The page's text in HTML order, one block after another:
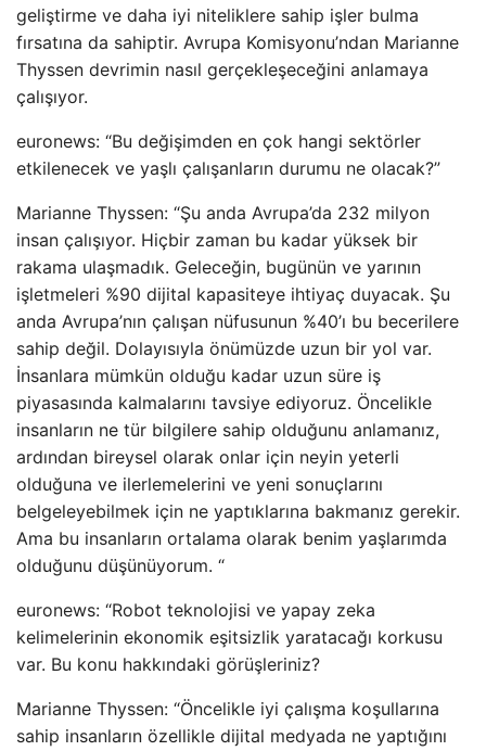
geliştirme ve daha iyi niteliklere sahip işler bulma
fırsatına da sahiptir. Avrupa Komisyonu’ndan Marianne
Thyssen devrimin nasıl gerçekleşeceğini anlamaya
çalışıyor.
euronews: “Bu değişimden en çok hangi sektörler
etkilenecek ve yaşlı çalışanların durumu ne olacak?”
Marianne Thyssen: “Şu anda Avrupa’da 232 milyon
insan çalışıyor. Hiçbir zaman bu kadar yüksek bir
rakama ulaşmadık. Geleceğin, bugünün ve yarının
işletmeleri %90 dijital kapasiteye ihtiyaç duyacak. Şu
anda Avrupa’nın çalışan nüfusunun %40’ı bu becerilere
sahip değil. Dolayısıyla önümüzde uzun bir yol var.
İnsanlara mümkün olduğu kadar uzun süre iş
piyasasında kalmalarını tavsiye ediyoruz. Öncelikle
insanların ne tür bilgilere sahip olduğunu anlamanız,
ardından bireysel olarak onlar için neyin yeterli
olduğuna ve ilerlemelerini ve yeni sonuçlarını
belgeleyebilmek için ne yaptıklarına bakmanız gerekir.
Ama bu insanların ortalama olarak benim yaşlarımda
olduğunu düşünüyorum. “
euronews: “Robot teknolojisi ve yapay zeka
kelimelerinin ekonomik eşitsizlik yaratacağı korkusu
var. Bu konu hakkındaki görüşleriniz?
Marianne Thyssen: “Öncelikle iyi çalışma koşullarına
sahip insanların özellikle dijital medyada ne yaptığını